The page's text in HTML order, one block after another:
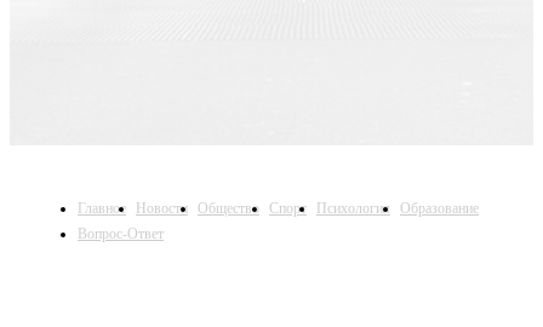
Главное Новости Общество Спорт Психология
Образование
Вопрос-Ответ